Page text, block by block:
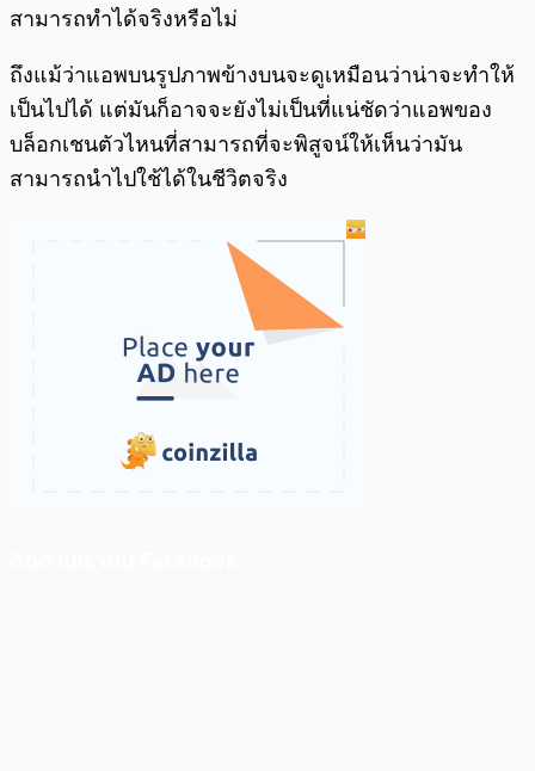
สามารถทำได้จริงหรือไม่
ถึงแม้ว่าแอพบนรูปภาพข้างบนจะดูเหมือนว่าน่าจะทำให้
เป็นไปได้ แต่มันก็อาจจะยังไม่เป็นที่แน่ชัดว่าแอพของ
บล็อกเชนตัวไหนที่สามารถที่จะพิสูจน์ให้เห็นว่ามัน
สามารถนำไปใช้ได้ในชีวิตจริง